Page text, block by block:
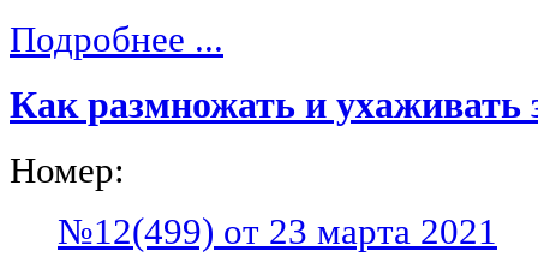
Подробнее ...
Как размножать и ухаживать
Номер:
№12(499) от 23 марта 2021